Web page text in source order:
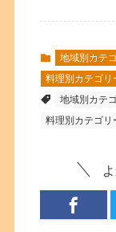
地域別カテ
料理別カテゴリ
地域別カテ
料理別カテゴリ